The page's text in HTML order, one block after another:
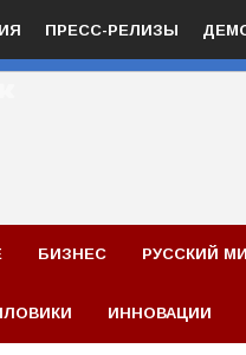
ПРЕСС-РЕЛИЗЫ
БИЗНЕС РУССКИЙ
ИННОВАЦИИ